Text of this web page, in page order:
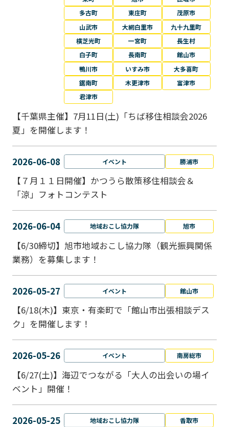
多古町
東庄町
茂原市
山武市
大網白里市
九十九里町
横芝光町
一宮町
長生村
白子町
長南町
館山市
鴨川市
いすみ市
大多喜町
鋸南町
木更津市
富津市
君津市
【千葉県主催】7月11日(土)「ちば移住相談会2026
夏」を開催します！
2026-06-08 イベント 勝浦市
【７月１１日開催】かつうら散策移住相談会＆
「涼」フォトコンテスト
2026-06-04 地域おこし協力隊 旭市
【6/30締切】旭市地域おこし協力隊（観光振興関係
業務）を募集します！
2026-05-27 イベント 館山市
【6/18(木)】東京・有楽町で「館山市出張相談デス
ク」を開催します！
2026-05-26 イベント 南房総市
【6/27(土)】海辺でつながる「大人の出会いの場イ
ベント」開催！
2026-05-25 地域おこし協力隊 香取市